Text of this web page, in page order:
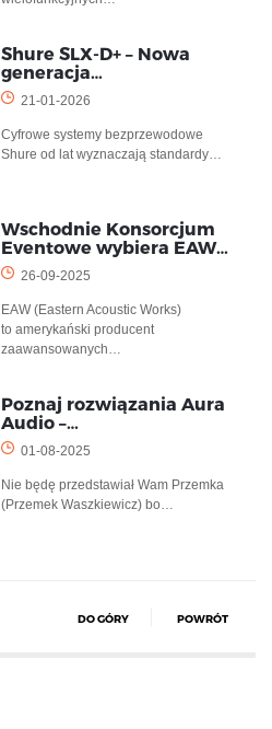
Shure SLX-D+ – Nowa
generacja…
21-01-2026
Cyfrowe systemy bezprzewodowe
Shure od lat wyznaczają standardy…
Wschodnie Konsorcjum
Eventowe wybiera EAW…
26-09-2025
EAW (Eastern Acoustic Works)
to amerykański producent
zaawansowanych…
Poznaj rozwiązania Aura
Audio –…
01-08-2025
Nie będę przedstawiał Wam Przemka
(Przemek Waszkiewicz) bo…
DO GÓRY POWRÓT